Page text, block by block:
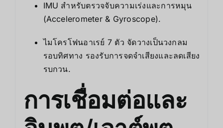
IMU สำหรับตรวจจับความเร่งและการหมุน
(Accelerometer & Gyroscope).
ไมโครโฟนอาเรย์ 7 ตัว จัดวางเป็นวงกลม
รอบทิศทาง รองรับการจดจำเสียงและลดเสียง
รบกวน.
การเชื่อมต่อและ